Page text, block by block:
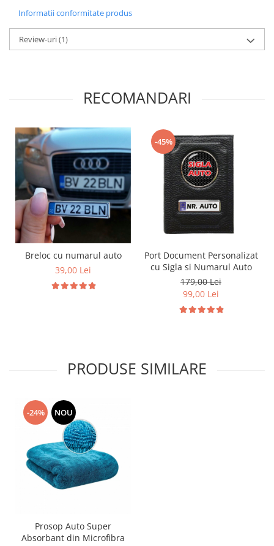
Informatii conformitate produs
Review-uri(1)
RECOMANDARI
Breloc cu numarul auto
39,00 Lei
-45%
Port Document Personalizat
cu Sigla si Numarul Auto
179,00 Lei
99,00 Lei
PRODUSE SIMILARE
-24% NOU
Prosop Auto Super
Absorbant din Microfibra